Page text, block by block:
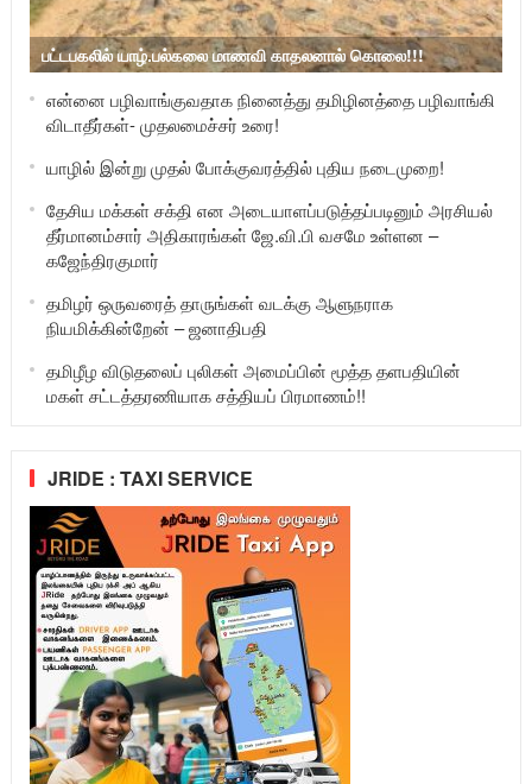
பட்டபகலில் யாழ்.பல்கலை மாணவி காதலனால் கொலை!!!
என்னை பழிவாங்குவதாக நினைத்து தமிழினத்தை பழிவாங்கி
விடாதீர்கள்- முதலமைச்சர் உரை!
யாழில் இன்று முதல் போக்குவரத்தில் புதிய நடைமுறை!
தேசிய மக்கள் சக்தி என அடையாளப்படுத்தப்படினும் அரசியல்
தீர்மானம்சார் அதிகாரங்கள் ஜே.வி.பி வசமே உள்ளன –
கஜேந்திரகுமார்
தமிழர் ஒருவரைத் தாருங்கள் வடக்கு ஆளுநராக
நியமிக்கின்றேன் – ஜனாதிபதி
தமிழீழ விடுதலைப் புலிகள் அமைப்பின் மூத்த தளபதியின்
மகள் சட்டத்தரணியாக சத்தியப் பிரமாணம்!!
JRIDE : TAXI SERVICE